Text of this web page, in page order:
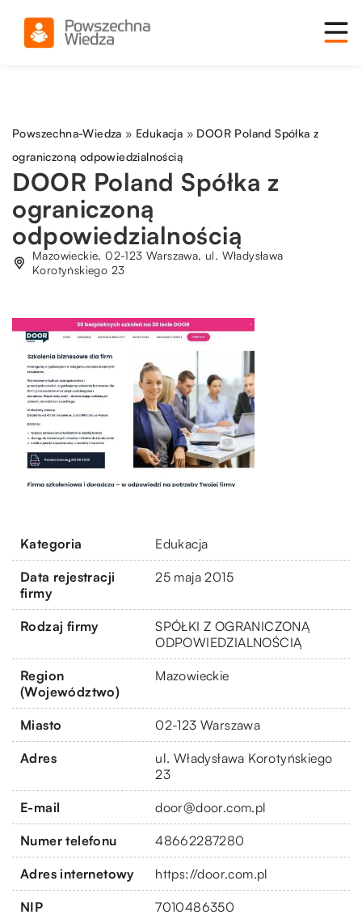
Powszechna-Wiedza » Edukacja » DOOR Poland Spółka z
ograniczoną odpowiedzialnością
DOOR Poland Spółka z
ograniczoną
odpowiedzialnością
Mazowieckie, 02-123 Warszawa, ul. Władysława
Korotyńskiego 23
Kategoria Edukacja
Data rejestracji
firmy
25 maja 2015
Rodzaj firmy
SPÓŁKI Z OGRANICZONĄ
ODPOWIEDZIALNOŚCIĄ
Region
(Województwo)
Mazowieckie
Miasto 02-123 Warszawa
Adres
ul. Władysława Korotyńskiego
23
E-mail door@door.com.pl
Numer telefonu 48662287280
Adres internetowy https://door.com.pl
NIP 7010486350